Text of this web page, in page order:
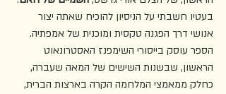
בעטיו חשבתי על הניסיון להוכיח שאתה יצור
אנושי דרך הפגנה טקסית ומוכנית של אמפתיה.
הספר עוסק בייסורי השימפנז האסטרונאוט
הראשון, שבשנות השישים של המאה שעברה,
כחלק ממאמצי המלחמה הקרה בארצות הברית,